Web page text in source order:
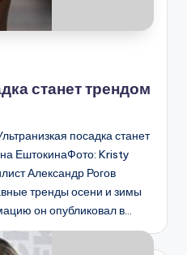
станет трендом
посадка станет
ЕштокинаФото: Kristy
Александр Рогов
тренды осени и зимы
он опубликовал в…